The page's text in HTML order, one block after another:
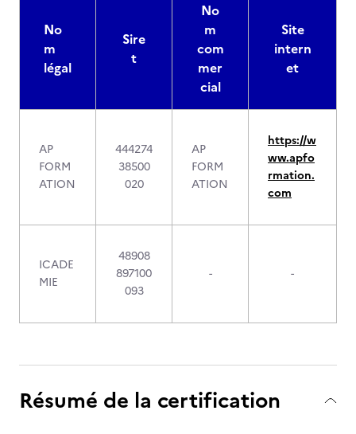
No
m
légal
Sire
t
No
m
com
mer
cial
Site
intern
et
AP
FORM
ATION
444274
38500
020
AP
FORM
ATION
https://w
ww.apfo
rmation.
com
ICADE
MIE
48908
897100
093
- -
Résumé de la certification